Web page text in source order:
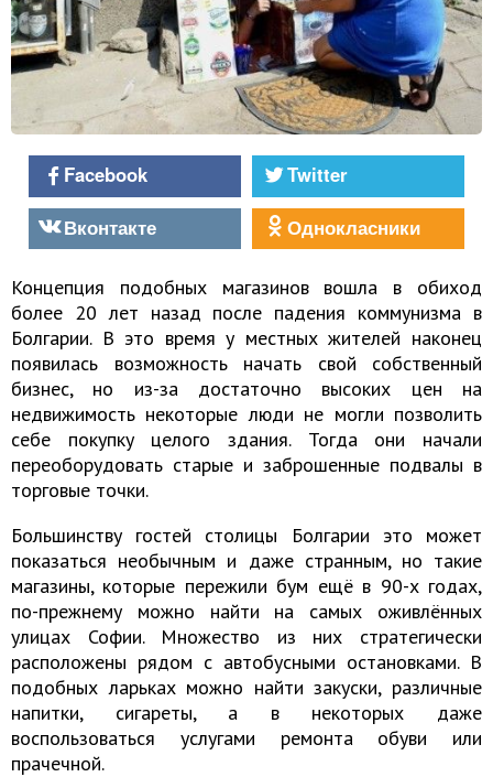
Facebook
Twitter
Вконтакте
Однокласники
Концепция подобных магазинов вошла в обиход
более 20 лет назад после падения коммунизма в
Болгарии. В это время у местных жителей наконец
появилась возможность начать свой собственный
бизнес, но из-за достаточно высоких цен на
недвижимость некоторые люди не могли позволить
себе покупку целого здания. Тогда они начали
переоборудовать старые и заброшенные подвалы в
торговые точки.
Большинству гостей столицы Болгарии это может
показаться необычным и даже странным, но такие
магазины, которые пережили бум ещё в 90-х годах,
по-прежнему можно найти на самых оживлённых
улицах Софии. Множество из них стратегически
расположены рядом с автобусными остановками. В
подобных ларьках можно найти закуски, различные
напитки, сигареты, а в некоторых даже
воспользоваться услугами ремонта обуви или
прачечной.